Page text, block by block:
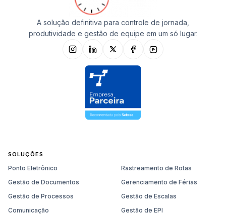
A solução definitiva para controle de jornada,
produtividade e gestão de equipe em um só lugar.
SOLUÇÕES
Ponto Eletrônico
Rastreamento de Rotas
Gestão de Documentos
Gerenciamento de Férias
Gestão de Processos
Gestão de Escalas
Comunicação
Gestão de EPI